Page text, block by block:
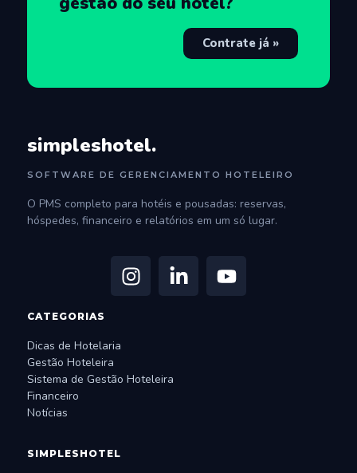
Contrate já »
simpleshotel.
SOFTWARE DE GERENCIAMENTO HOTELEIRO
O PMS completo para hotéis e pousadas: reservas,
hóspedes, financeiro e relatórios em um só lugar.
CATEGORIAS
Dicas de Hotelaria
Gestão Hoteleira
Sistema de Gestão Hoteleira
Financeiro
Notícias
SIMPLESHOTEL